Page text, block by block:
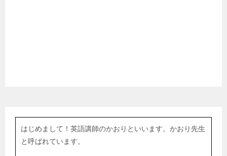
はじめまして！英語講師のかおりといいます。かおり先生
と呼ばれています。